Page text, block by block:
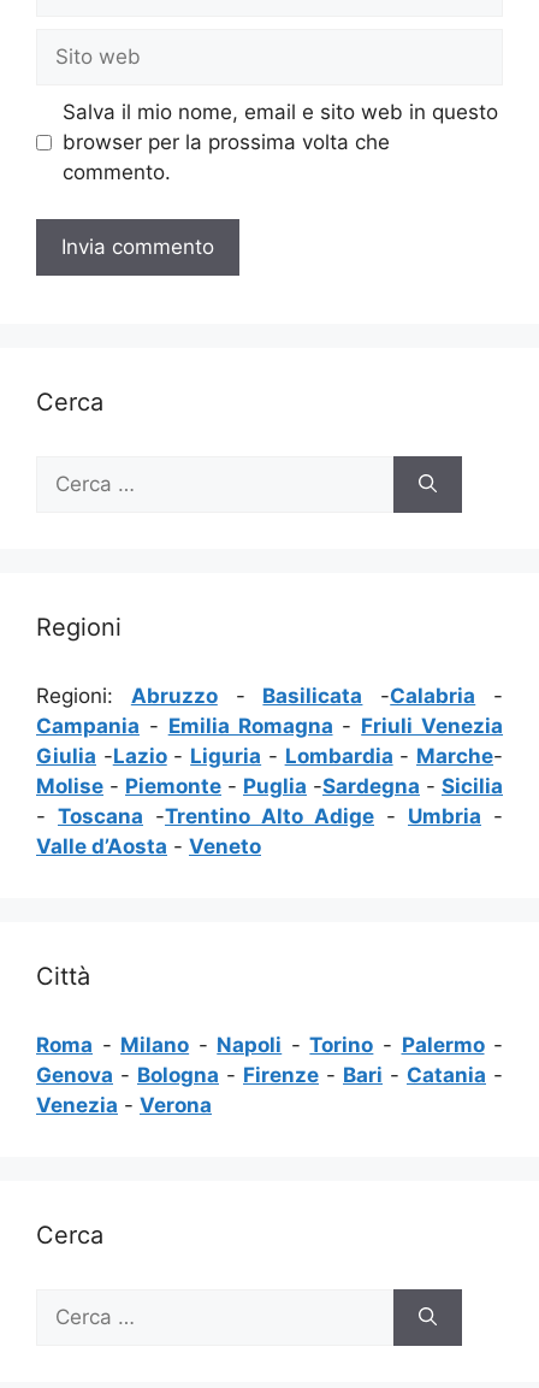
Sito
web
Salva il mio nome, email e sito web in questo
browser per la prossima volta che
commento.
Cerca
per:
Regioni
Regioni: Abruzzo- Basilicata -Calabria -
Campania - Emilia Romagna - Friuli Venezia
Giulia -Lazio- Liguria - Lombardia - Marche-
Molise - Piemonte - Puglia -Sardegna - Sicilia
- Toscana -Trentino Alto Adige - Umbria -
Valle d’Aosta - Veneto
Città
Roma - Milano - Napoli -Torino - Palermo-
Genova - Bologna - Firenze - Bari - Catania -
Venezia - Verona
Cerca
per: